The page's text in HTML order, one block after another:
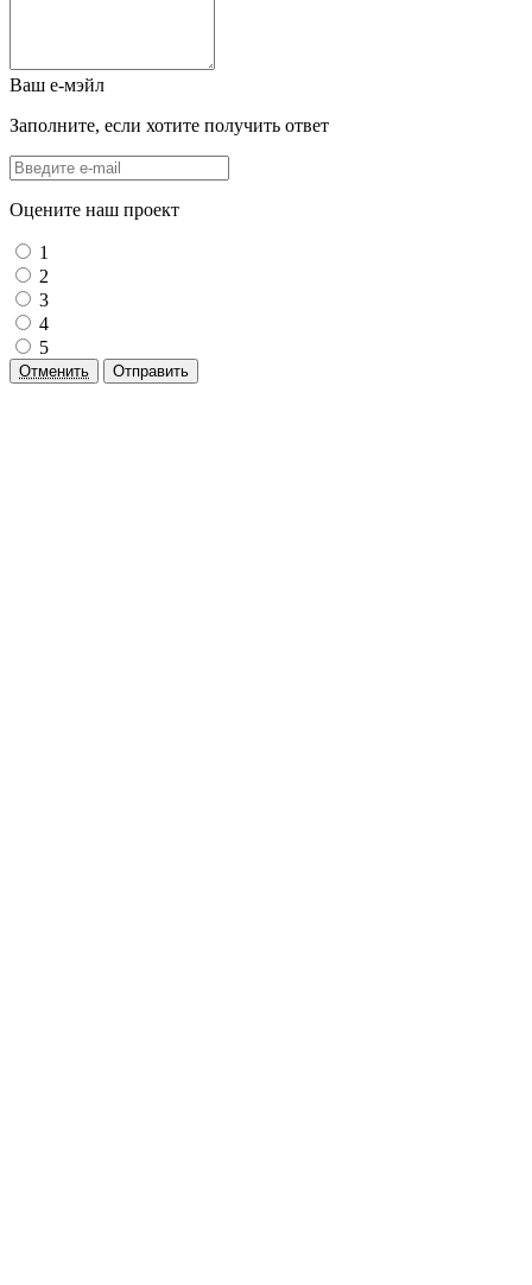
Ваш е-мэйл
Заполните, если хотите получить ответ
Оцените наш проект
1
2
3
4
5
Отменить Отправить